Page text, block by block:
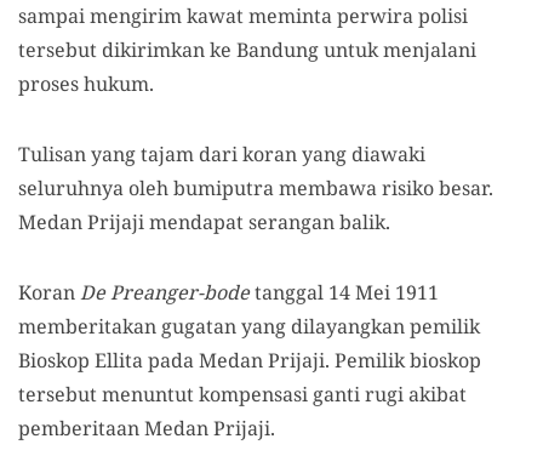
sampai mengirim kawat meminta perwira polisi
tersebut dikirimkan ke Bandung untuk menjalani
proses hukum.
Tulisan yang tajam dari koran yang diawaki
seluruhnya oleh bumiputramembawa risiko besar.
Medan Prijaji mendapat serangan balik.
KoranDe Preanger-bodetanggal 14 Mei 1911
memberitakan gugatan yang dilayangkan pemilik
Bioskop Ellita pada Medan Prijaji. Pemilik bioskop
tersebut menuntut kompensasi ganti rugi akibat
pemberitaan Medan Prijaji.